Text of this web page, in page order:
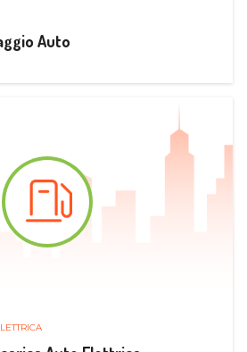
Auto